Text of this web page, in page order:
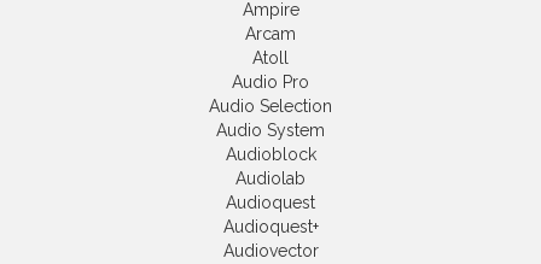
Ampire
Arcam
Atoll
Audio Pro
Audio Selection
Audio System
Audioblock
Audiolab
Audioquest
Audioquest+
Audiovector